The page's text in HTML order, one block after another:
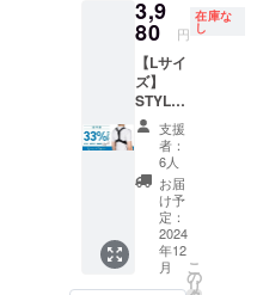
80円】
（税
込・送
料込）
[サ
イズ]
XLサイ
ズ ア
ンダー
バス
ト：84
～93cm
3,9
80 円
在庫な
し
【Lサイ
ズ】
STYLE
ARTIST
SMART
LIGHT×
1個【超
早割
33％OF
F】 一
般販売
予定価
支援
者：
6人
お届
け予
定：
2024
年12
月
こ
の
リ